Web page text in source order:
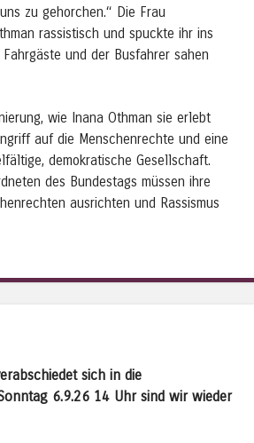
zu gehorchen.“ Die Frau
rassistisch und spuckte ihr ins
und der Busfahrer sahen
wie Inana Othman sie erlebt
auf die Menschenrechte und eine
demokratische Gesellschaft.
des Bundestags müssen ihre
ausrichten und Rassismus
sich in die
6.9.26 14 Uhr sind wir wieder